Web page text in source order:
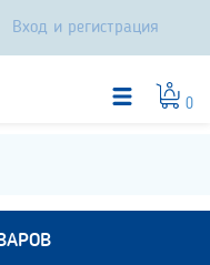
Вход и регистрация
0